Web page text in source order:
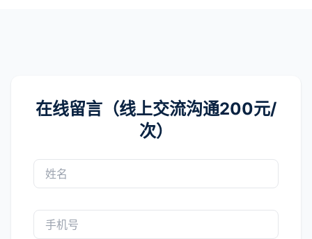
在线留言（线上交流沟通200元/
次）